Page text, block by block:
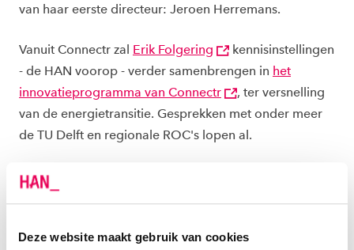
Deze website maakt gebruik van cookies
van haar eerste directeur: Jeroen Herremans.
Vanuit Connectr zal Erik Folgering
kennisinstellingen
- de HAN voorop - verder samenbrengen in het
innovatieprogramma van Connectr
, ter versnelling
van de energietransitie. Gesprekken met onder meer
de TU Delft en regionale ROC's lopen al.
TRANSITION ENGINEERING IN HIGHER
EDUCATION
In een fraaie samenloop van omstandigheden is recent